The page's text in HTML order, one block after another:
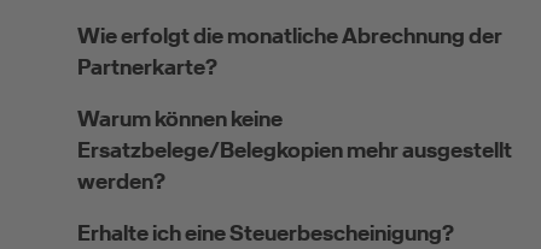
Wie erfolgt die monatliche Abrechnung der
Partnerkarte?
Warum können keine
Ersatzbelege/Belegkopien mehr ausgestellt
werden?
Erhalte ich eine Steuerbescheinigung?